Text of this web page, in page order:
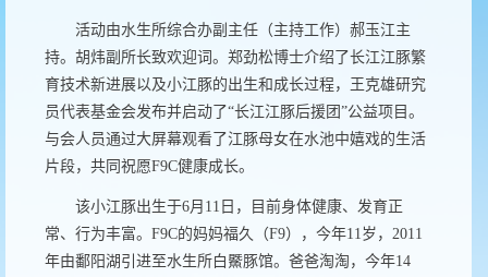
活动由水生所综合办副主任（主持工作）郝玉江主
持。胡炜副所长致欢迎词。 郑劲松博士介绍了长江江豚繁
育技术新进展以及小江豚的出生和成长过程，王克雄研究
员代表基金会发布并启动了“长江江豚后援团”公益项目。
与会人员通过大屏幕观看了江豚母女在水池中嬉戏的生活
片段，共同祝愿F9C健康成长。
该小江豚出生于6月 11 日，目前身体健康、发育正
常、行为丰富。 F9C的妈妈福久（F9），今年11岁， 2011
年由鄱阳湖引进至水生所白鱀豚馆。爸爸淘淘，今年14